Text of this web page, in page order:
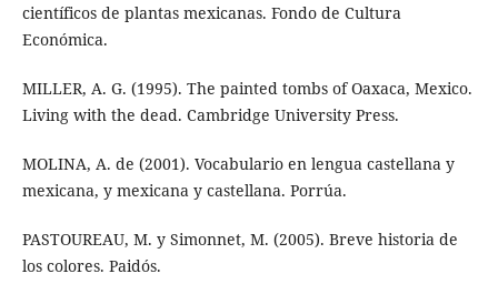
científicos de plantas mexicanas. Fondo de Cultura
Económica.
MILLER, A. G. (1995). The painted tombs of Oaxaca, Mexico.
Living with the dead. Cambridge University Press.
MOLINA, A. de (2001). Vocabulario en lengua castellana y
mexicana, y mexicana y castellana. Porrúa.
PASTOUREAU, M. y Simonnet, M. (2005). Breve historia de
los colores. Paidós.